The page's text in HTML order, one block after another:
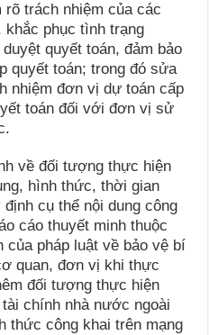
trách nhiệm của các
phục tình trạng
quyết toán, đảm bảo
quyết toán; trong đó sửa
nhiệm đơn vị dự toán cấp
toán đối với đơn vị sử
về đối tượng thực hiện
hình thức, thời gian
cụ thể nội dung công
cáo thuyết minh thuộc
pháp luật về bảo vệ bí
quan, đơn vị khi thực
đối tượng thực hiện
chính nhà nước ngoài
thức công khai trên mạng